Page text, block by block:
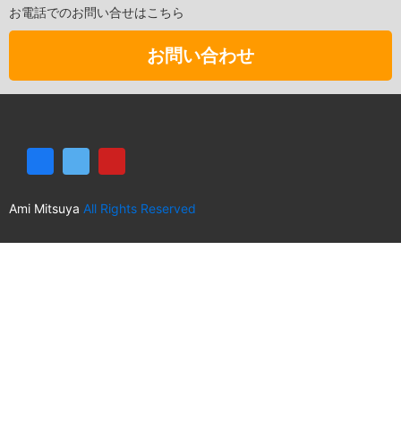
お電話でのお問い合せはこちら
お問い合わせ
Ami Mitsuya All Rights Reserved